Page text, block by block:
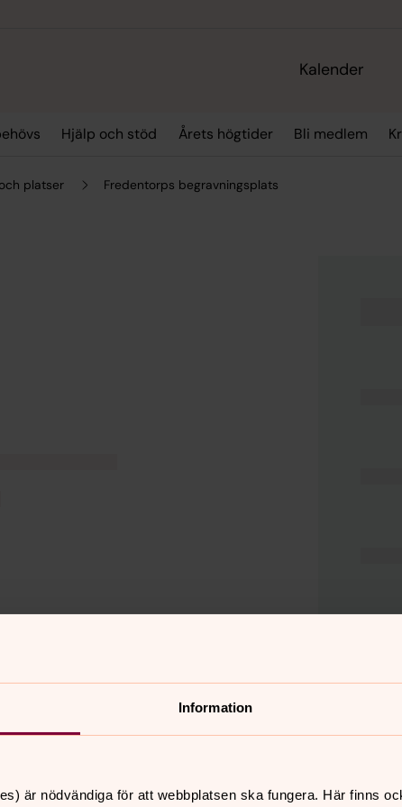
Information
är nödvändiga för att webbplatsen ska fungera. Här finns
Kalender
Hjälp och stöd Årets högtider Bli medlem
platser Fredentorps begravningsplats